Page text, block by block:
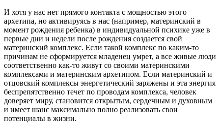
И хотя у нас нет прямого контакта с мощностью этого
архетипа, но активируясь в нас (например, материнский в
момент рождения ребенка) в индивидуальной психике уже в
первые дни и недели после рождения создается свой
материнский комплекс. Если такой комплекс по каким-то
причинам не сформируется младенец умрет, а все живые люди
соответственно как-то живут со своими материнскими
комплексами и материнским архетипом. Если материнский и
отцовский комплексы энергетический заряжены и эта энергия
беспрепятственно течет по проводам комплекса, человек
доверяет миру, становится открытым, сердечным и духовным
и имеет шанс максимально полно реализовать свои
потенциалы в жизни.